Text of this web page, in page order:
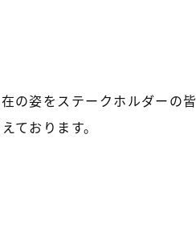
の姿をステークホルダーの皆
ております。